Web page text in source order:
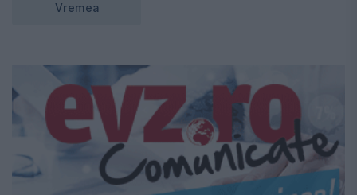
Vremea